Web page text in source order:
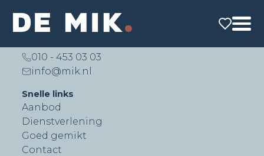
De Mik Real Estate Partners B.V.
Lichtenauerlaan 140 (Brainpark II)
010 - 453 03 03
info@mik.nl
Snelle links
Aanbod
Dienstverlening
Goed gemikt
Contact